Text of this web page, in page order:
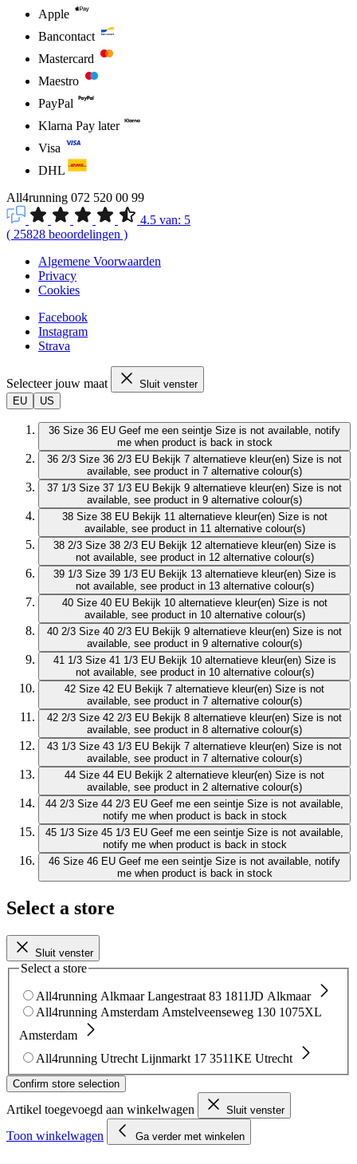
Apple
Bancontact
Mastercard
Maestro
PayPal
Klarna Pay later
Visa
DHL
All4running 072 520 00 99
4.5 van: 5
( 25828 beoordelingen )
Algemene Voorwaarden
Privacy
Cookies
Facebook
Instagram
Strava
Selecteer jouw maat
Sluit venster
EU
US
36 Size 36 EU Geef me een seintje Size is not available, notify
me when product is back in stock
36 2/3 Size 36 2/3 EU Bekijk 7 alternatieve kleur(en) Size is not
available, see product in 7 alternative colour(s)
37 1/3 Size 37 1/3 EU Bekijk 9 alternatieve kleur(en) Size is not
available, see product in 9 alternative colour(s)
38 Size 38 EU Bekijk 11 alternatieve kleur(en) Size is not
available, see product in 11 alternative colour(s)
38 2/3 Size 38 2/3 EU Bekijk 12 alternatieve kleur(en) Size is
not available, see product in 12 alternative colour(s)
39 1/3 Size 39 1/3 EU Bekijk 13 alternatieve kleur(en) Size is
not available, see product in 13 alternative colour(s)
40 Size 40 EU Bekijk 10 alternatieve kleur(en) Size is not
available, see product in 10 alternative colour(s)
40 2/3 Size 40 2/3 EU Bekijk 9 alternatieve kleur(en) Size is not
available, see product in 9 alternative colour(s)
41 1/3 Size 41 1/3 EU Bekijk 10 alternatieve kleur(en) Size is
not available, see product in 10 alternative colour(s)
42 Size 42 EU Bekijk 7 alternatieve kleur(en) Size is not
available, see product in 7 alternative colour(s)
42 2/3 Size 42 2/3 EU Bekijk 8 alternatieve kleur(en) Size is not
available, see product in 8 alternative colour(s)
43 1/3 Size 43 1/3 EU Bekijk 7 alternatieve kleur(en) Size is not
available, see product in 7 alternative colour(s)
44 Size 44 EU Bekijk 2 alternatieve kleur(en) Size is not
available, see product in 2 alternative colour(s)
44 2/3 Size 44 2/3 EU Geef me een seintje Size is not available,
notify me when product is back in stock
45 1/3 Size 45 1/3 EU Geef me een seintje Size is not available,
notify me when product is back in stock
46 Size 46 EU Geef me een seintje Size is not available, notify
me when product is back in stock
Select a store
Sluit venster
Select a store
All4running Alkmaar Langestraat 83 1811JD Alkmaar
All4running Amsterdam Amstelveenseweg 130 1075XL
Amsterdam
All4running Utrecht Lijnmarkt 17 3511KE Utrecht
Confirm store selection
Artikel toegevoegd aan winkelwagen Sluit venster
Toon winkelwagen Ga verder met winkelen